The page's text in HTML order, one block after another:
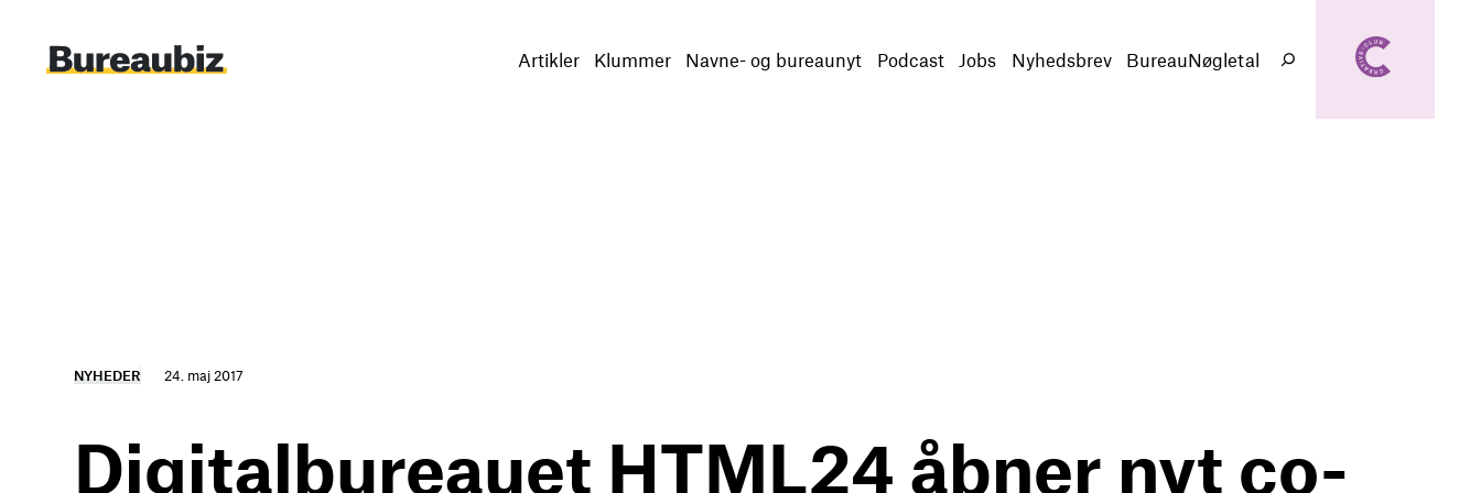
indhold
Artikler Klummer Navne- og bureaunyt Podcast Jobs Nyhedsbrev BureauNøgletal
Søg
NYHEDER 24. maj 2017
Digitalbureauet HTML24 åbner nyt co-